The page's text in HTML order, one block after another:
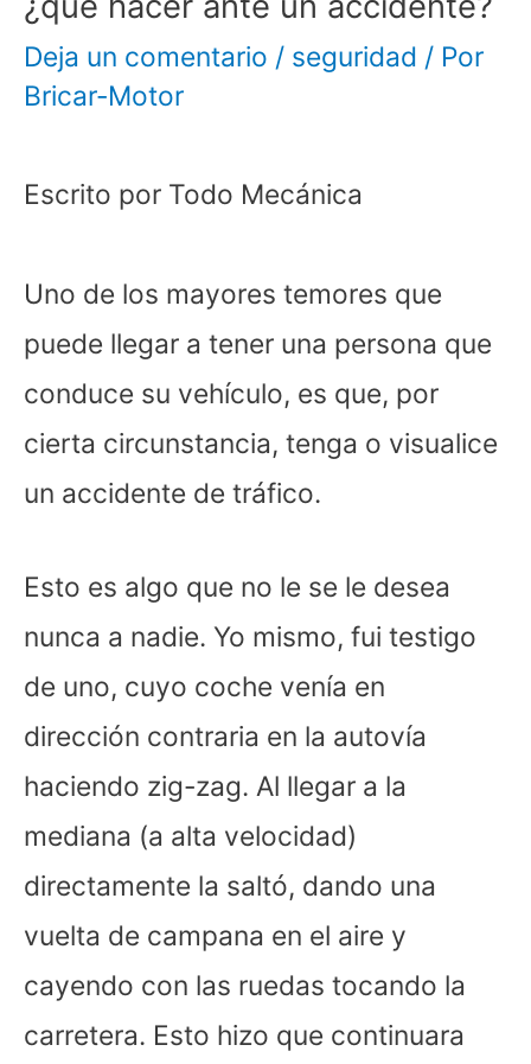
Deja un comentario / seguridad / Por
Bricar-Motor
Escrito por Todo Mecánica
Uno de los mayores temores que
puede llegar a tener una persona que
conduce su vehículo, es que, por
cierta circunstancia, tenga o visualice
un accidente de tráfico.
Esto es algo que no le se le desea
nunca a nadie. Yo mismo, fui testigo
de uno, cuyo coche venía en
dirección contraria en la autovía
haciendo zig-zag. Al llegar a la
mediana (a alta velocidad)
directamente la saltó, dando una
vuelta de campana en el aire y
cayendo con las ruedas tocando la
carretera. Esto hizo que continuara